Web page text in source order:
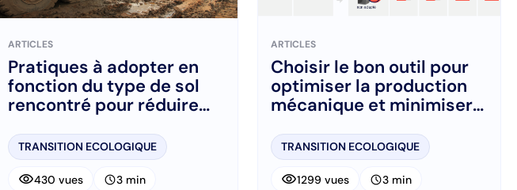
ARTICLES
Pratiques à adopter en
fonction du type de sol
rencontré pour réduire
TRANSITION ECOLOGIQUE
visibility430 vues schedule3 min
ARTICLES
Choisir le bon outil pour
optimiser la production
mécanique et minimiser
TRANSITION ECOLOGIQUE
visibility1299 vues schedule3 min